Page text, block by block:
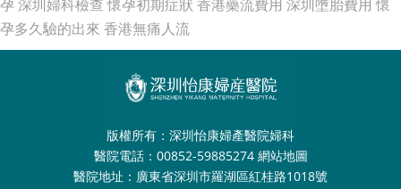
孕 深圳婦科檢查 懷孕初期症狀 香港藥流費用 深圳墮胎費用 懷
孕多久驗的出來 香港無痛人流
版權所有：深圳怡康婦產醫院婦科
醫院電話：00852-59885274 網站地圖
醫院地址：廣東省深圳市羅湖區紅桂路1018號